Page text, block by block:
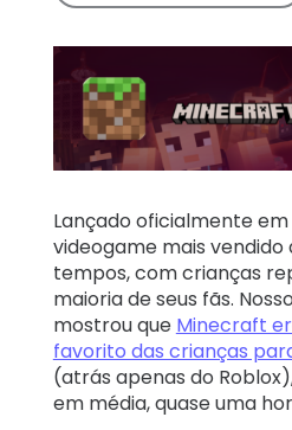
Preços
Relatos
família
Aprendizagem
Suporte
Lançado oficialmente em
videogame mais vendido
tempos, com crianças
maioria de seus fãs.
mostrou que Minecraft
favorito das crianças
(atrás apenas do
em média, quase uma